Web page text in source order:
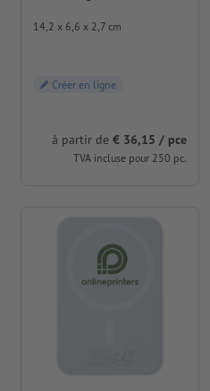
14,2 x 6,6 x 2,7 cm
Créer en ligne
à partir de € 36,15 / pce
TVA incluse pour 250 pc.